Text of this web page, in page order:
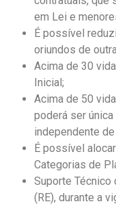
em Lei e
É possível
oriundos de
Acima de 30
Inicial;
Acima de 50
poderá ser
independente
É possível
Categorias de
Suporte Técnico
(RE), durante a